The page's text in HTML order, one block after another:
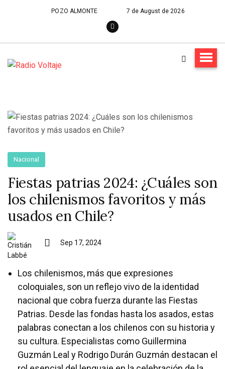
POZO ALMONTE 7 de August de 2026
Nacional
Fiestas patrias 2024: ¿Cuáles son
los chilenismos favoritos y más
usados en Chile?
Sep 17, 2024
Los chilenismos, más que expresiones
coloquiales, son un reflejo vivo de la identidad
nacional que cobra fuerza durante las Fiestas
Patrias. Desde las fondas hasta los asados, estas
palabras conectan a los chilenos con su historia y
su cultura. Especialistas como Guillermina
Guzmán Leal y Rodrigo Durán Guzmán destacan el